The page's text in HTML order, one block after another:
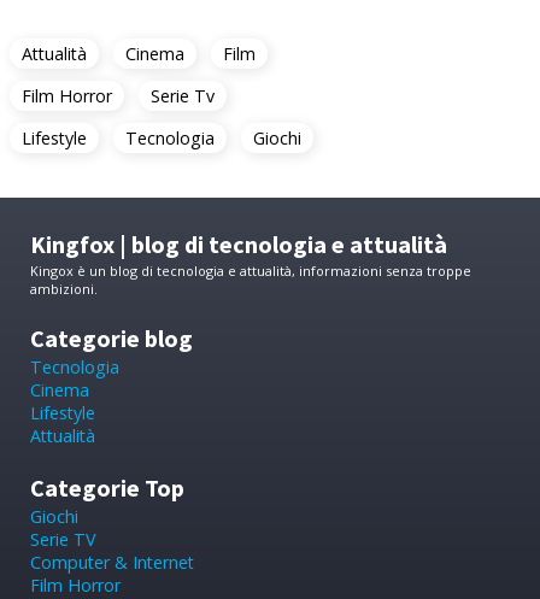
Attualità Cinema
Film
Film Horror
Serie Tv
Lifestyle
Tecnologia Giochi
Kingfox | blog di tecnologia e attualità
Kingox è un blog di tecnologia e attualità, informazioni senza troppe
ambizioni.
Categorie blog
Tecnologia
Cinema
Lifestyle
Attualità
Categorie Top
Giochi
Serie TV
Computer & Internet
Film Horror